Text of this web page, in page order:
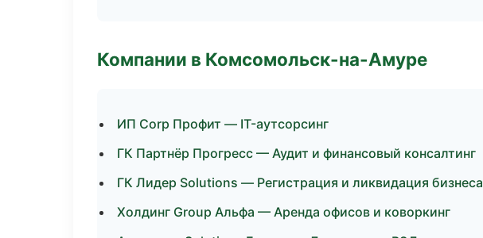
Компании в Комсомольск-на-Амуре
ИП Corp Профит — IT-аутсорсинг
ГК Партнёр Прогресс — Аудит и финансовый консалтинг
ГК Лидер Solutions — Регистрация и ликвидация бизнеса
Холдинг Group Альфа — Аренда офисов и коворкинг